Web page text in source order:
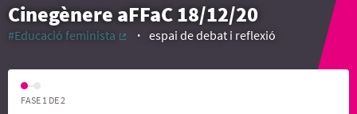
Cinegènere aFFaC 18/12/20
#Educació feminista
espai de debat i reflexió
FASE 1 DE 2